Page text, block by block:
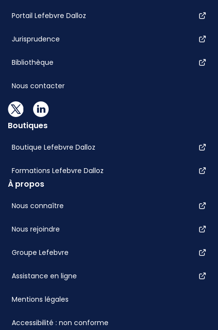
Portail Lefebvre Dalloz
Jurisprudence
Bibliothèque
Nous contacter
Boutiques
Boutique Lefebvre Dalloz
Formations Lefebvre Dalloz
À propos
Nous connaître
Nous rejoindre
Groupe Lefebvre
Assistance en ligne
Mentions légales
Accessibilité : non conforme